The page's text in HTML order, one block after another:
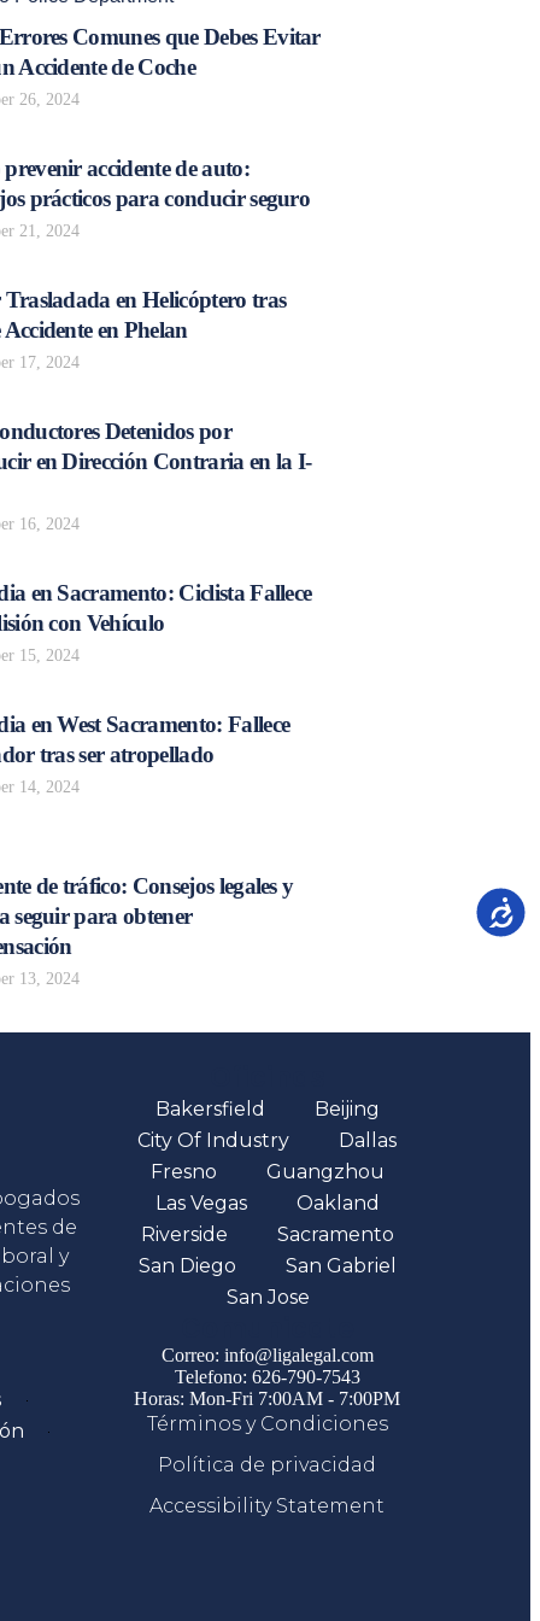
Comunes que Debes Evitar
Accidente de Coche
26, 2024
accidente de auto:
prácticos para conducir seguro
21, 2024
en Helicóptero tras
en Phelan
17, 2024
Detenidos por
en Dirección Contraria en la I-
16, 2024
en Sacramento: Ciclista Fallece
con Vehículo
15, 2024
en West Sacramento: Fallece
tras ser atropellado
14, 2024
de tráfico: Consejos legales y
seguir para obtener
13, 2024
de
y
Bakersfield
Beijing
City Of Industry
Dallas
Fresno
Guangzhou
Las Vegas
Oakland
Riverside
Sacramento
San Diego
San Gabriel
San Jose
Correo: info@ligalegal.com
Telefono: 626-790-7543
Horas: Mon-Fri 7:00AM - 7:00PM
Términos y Condiciones
Política de privacidad
Accessibility Statement